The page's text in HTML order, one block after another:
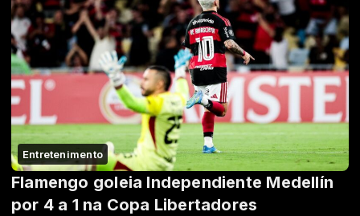
Entretenimento
Flamengo goleia Independiente Medellín
por 4 a 1 na Copa Libertadores